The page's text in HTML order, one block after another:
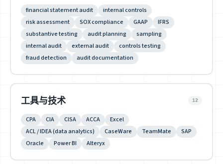
financial statement audit
internal controls
risk assessment
SOX compliance GAAP
IFRS
substantive testing
audit planning
sampling
internal audit
external audit
controls testing
fraud detection
audit documentation
工具与技术 12
CPA CIA CISA ACCA
Excel
ACL / IDEA (data analytics)
CaseWare TeamMate
SAP
Oracle
Power BI Alteryx